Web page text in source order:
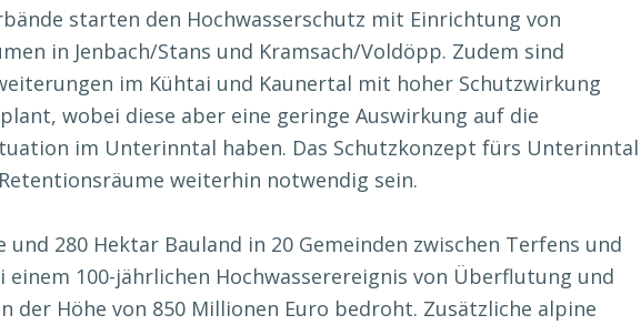
starten den Hochwasserschutz mit Einrichtung von
in Jenbach/Stans und Kramsach/Voldöpp. Zudem sind
im Kühtai und Kaunertal mit hoher Schutzwirkung
wobei diese aber eine geringe Auswirkung auf die
im Unterinntal haben. Das Schutzkonzept fürs Unterinntal
weiterhin notwendig sein.
und 280 Hektar Bauland in 20 Gemeinden zwischen Terfens und
einem 100-jährlichen Hochwasserereignis von Überflutung und
der Höhe von 850 Millionen Euro bedroht. Zusätzliche alpine